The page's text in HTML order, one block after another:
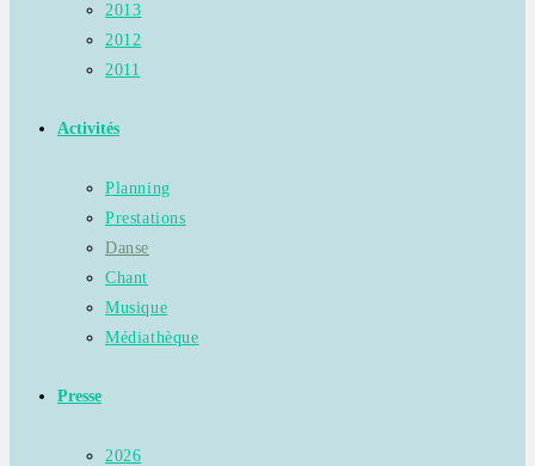
2013
2012
2011
Activités
Planning
Prestations
Danse
Chant
Musique
Médiathèque
Presse
2026